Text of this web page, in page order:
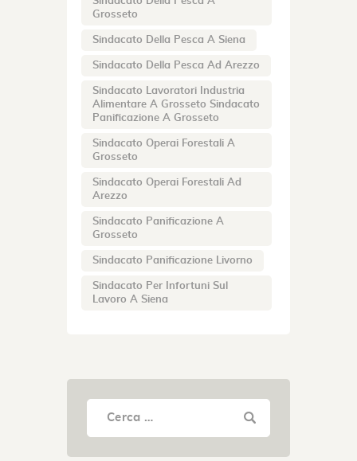
Grosseto
Sindacato Della Pesca A Siena
Sindacato Della Pesca Ad Arezzo
Sindacato Lavoratori Industria
Alimentare A Grosseto Sindacato
Panificazione A Grosseto
Sindacato Operai Forestali A
Grosseto
Sindacato Operai Forestali Ad
Arezzo
Sindacato Panificazione A
Grosseto
Sindacato Panificazione Livorno
Sindacato Per Infortuni Sul
Lavoro A Siena